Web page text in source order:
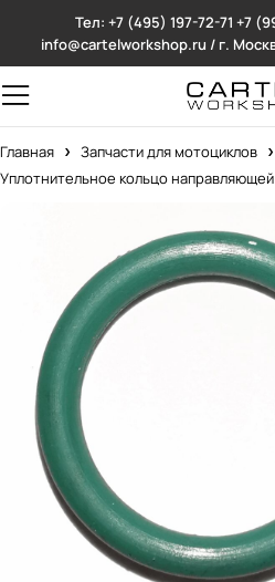
Тел: +7 (495) 197-72-71 +7
info@cartelworkshop.ru / г.
Главная Запчасти для мотоциклов
Уплотнительное кольцо